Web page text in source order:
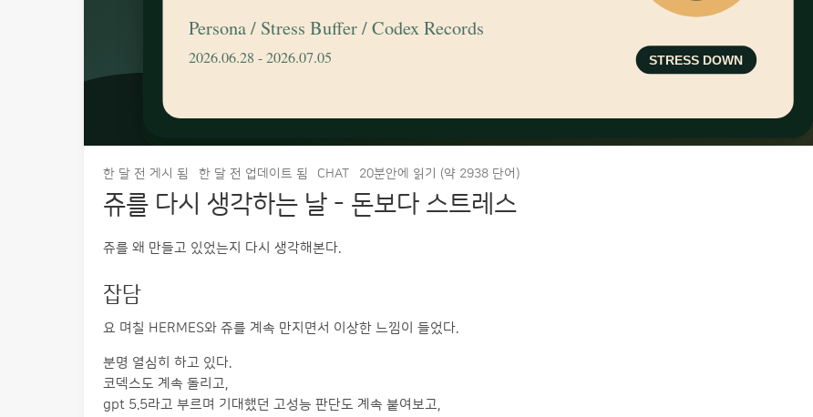
한 달 전 게시 됨 한 달 전 업데이트 됨 CHAT 20분안에 읽기 (약 2938 단어)
쥬를 다시 생각하는 날 - 돈보다 스트레스
쥬를 왜 만들고 있었는지 다시 생각해본다.
잡담
요 며칠 HERMES와 쥬를 계속 만지면서 이상한 느낌이 들었다.
분명 열심히 하고 있다.
코덱스도 계속 돌리고,
gpt 5.5라고 부르며 기대했던 고성능 판단도 계속 붙여보고,